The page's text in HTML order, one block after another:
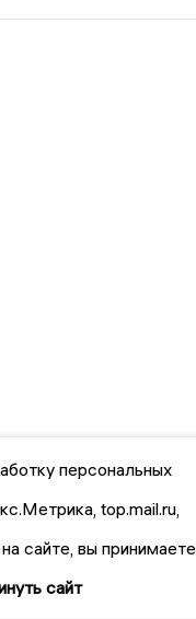
персональных
top.mail.ru,
сайте, вы принимаете
сайт